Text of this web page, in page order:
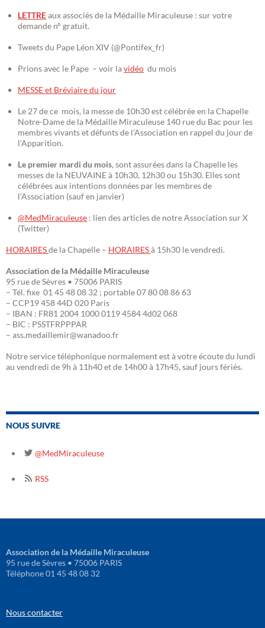
LETTREaux associés de la Médaille Miraculeuse : sur votre
demande n° gratuit.
Tweets du Pape Léon XIV (@Pontifex_fr)
Prions avec le Pape – voir lavidéo du mois
MESSE et Bréviaire du jour
Le 27 de ce mois, la messe de 10h30 est célébrée en la Chapelle
Notre-Dame de la Médaille Miraculeuse 140 rue du Bac pour les
membres vivants et défunts de l’Association en rappel du jour de
l’Apparition.
Le premier mardi du mois, sont assurées dans la Chapelle les
messes de la NEUVAINE à 10h30, 12h30 ou 15h30. Elles sont
célébrées aux intentions données par les membres de
l’Association (sauf en janvier)
@MedMiraculeuse : lien des articles de notre Association sur X
(Twitter)
HORAIRESde la Chapelle – HORAIRESà 15h30 le vendredi.
Association de la Médaille Miraculeuse
95 rue de Sèvres • 75006 PARIS
– Tél. fixe 01 45 48 08 32 ; portable 07 80 08 86 63
– CCP19 458 44D 020 Paris
– IBAN : FR81 2004 1000 0119 4584 4d02 068
– BIC : PSSTFRPPPAR
– ass.medaillemir@wanadoo.fr
Notre service téléphonique normalement est à votre écoute du lundi
au vendredi de 9h à 11h40 et de 14h00 à 17h45, sauf jours fériés.
NOUS SUIVRE
@MedMiraculeuse
RSS
Association de la Médaille Miraculeuse
95 rue de Sèvres • 75006 PARIS
Téléphone 01 45 48 08 32
Nous contacter